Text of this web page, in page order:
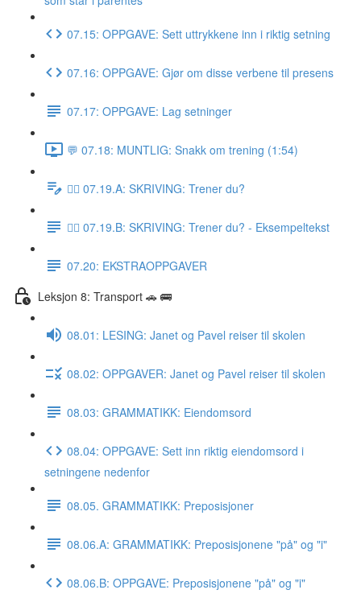
07.15: OPPGAVE: Sett uttrykkene inn i riktig setning
07.16: OPPGAVE: Gjør om disse verbene til presens
07.17: OPPGAVE: Lag setninger
💬 07.18: MUNTLIG: Snakk om trening (1:54)
✍🏼 07.19.A: SKRIVING: Trener du?
✍🏼 07.19.B: SKRIVING: Trener du? - Eksempeltekst
07.20: EKSTRAOPPGAVER
Leksjon 8: Transport 🚗 🚌
08.01: LESING: Janet og Pavel reiser til skolen
08.02: OPPGAVER: Janet og Pavel reiser til skolen
08.03: GRAMMATIKK: Eiendomsord
08.04: OPPGAVE: Sett inn riktig eiendomsord i
setningene nedenfor
08.05. GRAMMATIKK: Preposisjoner
08.06.A: GRAMMATIKK: Preposisjonene "på" og "i"
08.06.B: OPPGAVE: Preposisjonene "på" og "i"